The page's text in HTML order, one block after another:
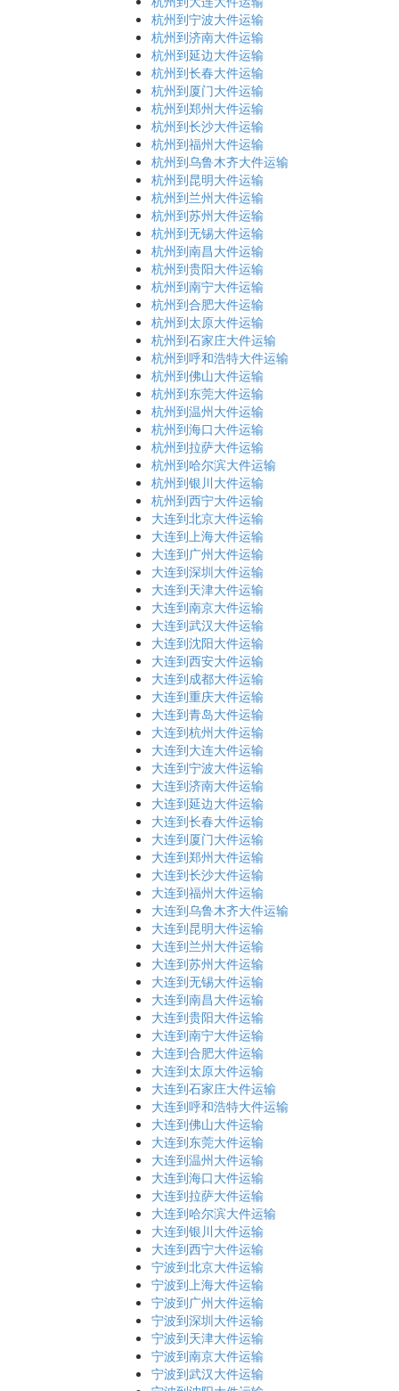
杭州到宁波大件运输
杭州到济南大件运输
杭州到延边大件运输
杭州到长春大件运输
杭州到厦门大件运输
杭州到郑州大件运输
杭州到长沙大件运输
杭州到福州大件运输
杭州到乌鲁木齐大件运输
杭州到昆明大件运输
杭州到兰州大件运输
杭州到苏州大件运输
杭州到无锡大件运输
杭州到南昌大件运输
杭州到贵阳大件运输
杭州到南宁大件运输
杭州到合肥大件运输
杭州到太原大件运输
杭州到石家庄大件运输
杭州到呼和浩特大件运输
杭州到佛山大件运输
杭州到东莞大件运输
杭州到温州大件运输
杭州到海口大件运输
杭州到拉萨大件运输
杭州到哈尔滨大件运输
杭州到银川大件运输
杭州到西宁大件运输
大连到北京大件运输
大连到上海大件运输
大连到广州大件运输
大连到深圳大件运输
大连到天津大件运输
大连到南京大件运输
大连到武汉大件运输
大连到沈阳大件运输
大连到西安大件运输
大连到成都大件运输
大连到重庆大件运输
大连到青岛大件运输
大连到杭州大件运输
大连到大连大件运输
大连到宁波大件运输
大连到济南大件运输
大连到延边大件运输
大连到长春大件运输
大连到厦门大件运输
大连到郑州大件运输
大连到长沙大件运输
大连到福州大件运输
大连到乌鲁木齐大件运输
大连到昆明大件运输
大连到兰州大件运输
大连到苏州大件运输
大连到无锡大件运输
大连到南昌大件运输
大连到贵阳大件运输
大连到南宁大件运输
大连到合肥大件运输
大连到太原大件运输
大连到石家庄大件运输
大连到呼和浩特大件运输
大连到佛山大件运输
大连到东莞大件运输
大连到温州大件运输
大连到海口大件运输
大连到拉萨大件运输
大连到哈尔滨大件运输
大连到银川大件运输
大连到西宁大件运输
宁波到北京大件运输
宁波到上海大件运输
宁波到广州大件运输
宁波到深圳大件运输
宁波到天津大件运输
宁波到南京大件运输
宁波到武汉大件运输